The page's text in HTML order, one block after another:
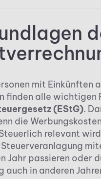
mit Einkünften
finden alle wichtigen
(EStG).
die
relevant
Jahr passieren oder
auch in anderen